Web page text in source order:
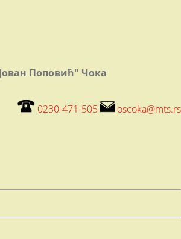
Поповић" Чока
0230-471-505 oscoka@mts.rs